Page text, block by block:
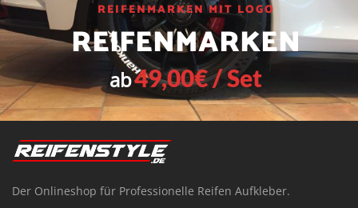
REIFENMARKEN MIT LOGO
REIFENMARKEN
ab49,00€ / Set
Der Onlineshop für Professionelle Reifen Aufkleber.